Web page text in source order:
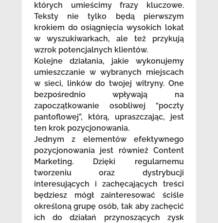
których umieścimy frazy kluczowe.
Teksty nie tylko będą pierwszym
krokiem do osiągnięcia wysokich lokat
w wyszukiwarkach, ale też przykują
wzrok potencjalnych klientów.
Kolejne działania, jakie wykonujemy
umieszczanie w wybranych miejscach
w sieci, linków do twojej witryny. One
bezpośrednio wpływają na
zapoczątkowanie osobliwej “poczty
pantoflowej”, którą, upraszczając, jest
ten krok pozycjonowania.
Jednym z elementów efektywnego
pozycjonowania jest również Content
Marketing. Dzięki regularnemu
tworzeniu oraz dystrybucji
interesujących i zachęcających treści
będziesz mógł zainteresować ściśle
określoną grupę osób, tak aby zachęcić
ich do działań przynoszących zysk